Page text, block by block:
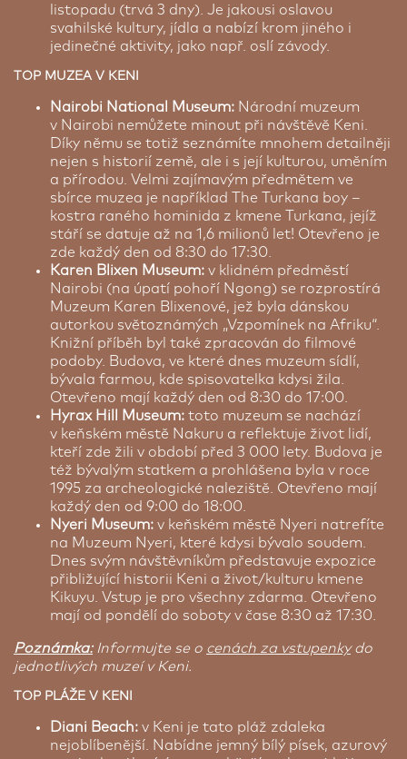
listopadu (trvá 3 dny). Je jakousi oslavou
svahilské kultury, jídla a nabízí krom jiného i
jedinečné aktivity, jako např. oslí závody.
TOP MUZEA V KENI
Nairobi National Museum: Národní muzeum
v Nairobi nemůžete minout při návštěvě Keni.
Díky němu se totiž seznámíte mnohem detailněji
nejen s historií země, ale i s její kulturou, uměním
a přírodou. Velmi zajímavým předmětem ve
sbírce muzea je například The Turkana boy –
kostra raného hominida z kmene Turkana, jejíž
stáří se datuje až na 1,6 milionů let! Otevřeno je
zde každý den od 8:30 do 17:30.
Karen Blixen Museum: v klidném předměstí
Nairobi (na úpatí pohoří Ngong) se rozprostírá
Muzeum Karen Blixenové, jež byla dánskou
autorkou světoznámých „Vzpomínek na Afriku“.
Knižní příběh byl také zpracován do filmové
podoby. Budova, ve které dnes muzeum sídlí,
bývala farmou, kde spisovatelka kdysi žila.
Otevřeno mají každý den od 8:30 do 17:00.
Hyrax Hill Museum: toto muzeum se nachází
v keňském městě Nakuru a reflektuje život lidí,
kteří zde žili v období před 3 000 lety. Budova je
též bývalým statkem a prohlášena byla v roce
1995 za archeologické naleziště. Otevřeno mají
každý den od 9:00 do 18:00.
Nyeri Museum: v keňském městě Nyeri natrefíte
na Muzeum Nyeri, které kdysi bývalo soudem.
Dnes svým návštěvníkům představuje expozice
přibližující historii Keni a život/kulturu kmene
Kikuyu. Vstup je pro všechny zdarma. Otevřeno
mají od pondělí do soboty v čase 8:30 až 17:30.
Poznámka:Informujte se o cenách za vstupenkydo
jednotlivých muzeí v Keni.
TOP PLÁŽE V KENI
Diani Beach: v Keni je tato pláž zdaleka
nejoblíbenější. Nabídne jemný bílý písek, azurový